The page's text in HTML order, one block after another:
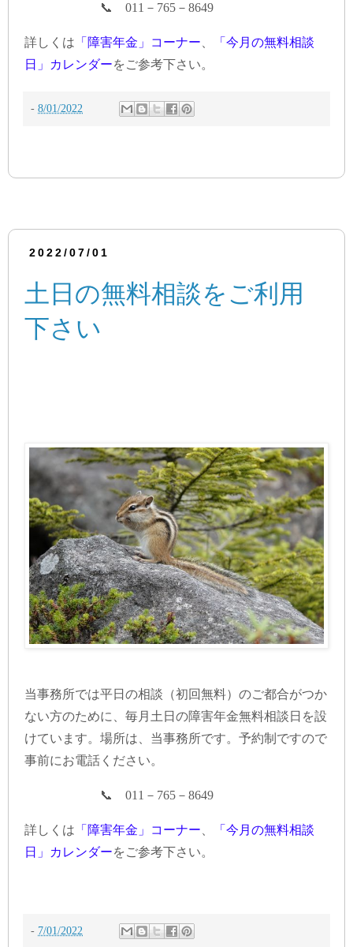
📞 011－765－8649
詳しくは 「障害年金」コーナー
「今月の無料相談
日」カレンダーをご参考下さい。
- 8/01/2022
2022/07/01
土日の無料相談をご利用
下さい
当事務所では平日の相談（初回無料）のご都合がつか
ない方のために、毎月土日の障害年金無料相談日を設
けています。場所は、当事務所です。予約制ですので
事前にお電話ください。
📞 011－765－8649
詳しくは 「障害年金」コーナー
「今月の無料相談
日」カレンダーをご参考下さい。
- 7/01/2022